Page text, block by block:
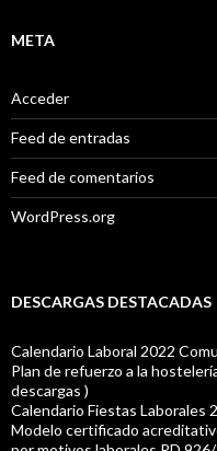
META
Acceder
Feed de entradas
Feed de comentarios
WordPress.org
DESCARGAS DESTACADAS
Calendario Laboral 2022
Plan de refuerzo a la
descargas )
Calendario Fiestas Laborales
Modelo certificado